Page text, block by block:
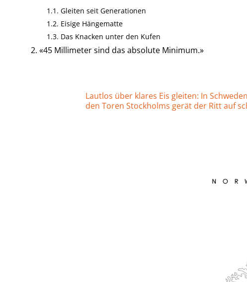
Gleiten seit Generationen
Eisige Hängematte
Das Knacken unter den Kufen
«45 Millimeter sind das absolute Minimum.»
Lautlos über klares Eis gleiten: In
den Toren Stockholms gerät der Ritt auf